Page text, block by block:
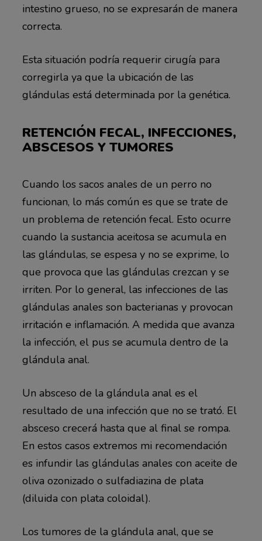
intestino grueso, no se expresarán de manera
correcta.
Esta situación podría requerir cirugía para
corregirla ya que la ubicación de las
glándulas está determinada por la genética.
RETENCIÓN FECAL, INFECCIONES,
ABSCESOS Y TUMORES
Cuando los sacos anales de un perro no
funcionan, lo más común es que se trate de
un problema de retención fecal. Esto ocurre
cuando la sustancia aceitosa se acumula en
las glándulas, se espesa y no se exprime, lo
que provoca que las glándulas crezcan y se
irriten. Por lo general, las infecciones de las
glándulas anales son bacterianas y provocan
irritación e inflamación. A medida que avanza
la infección, el pus se acumula dentro de la
glándula anal.
Un absceso de la glándula anal es el
resultado de una infección que no se trató. El
absceso crecerá hasta que al final se rompa.
En estos casos extremos mi recomendación
es infundir las glándulas anales con aceite de
oliva ozonizado o sulfadiazina de plata
(diluida con plata coloidal).
Los tumores de la glándula anal, que se